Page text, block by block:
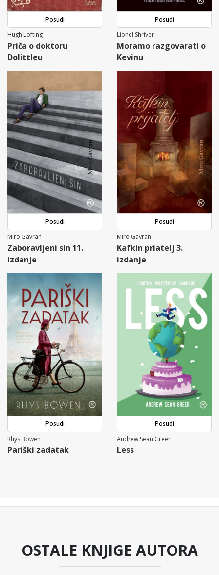
Posudi
Hugh Lofting
Priča o doktoru
Dolittleu
Posudi
Lionel Shriver
Moramo razgovarati o
Kevinu
Posudi
Miro Gavran
Zaboravljeni sin 11.
izdanje
Posudi
Miro Gavran
Kafkin priatelj 3.
izdanje
Posudi
Rhys Bowen
Pariški zadatak
Posudi
Andrew Sean Greer
Less
OSTALE KNJIGE AUTORA